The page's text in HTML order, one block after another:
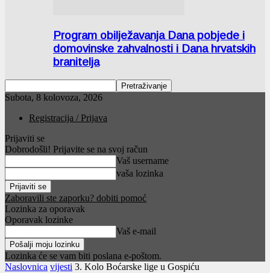
Program obilježavanja Dana pobjede i
domovinske zahvalnosti i Dana hrvatskih
branitelja
Subota, 8 kolovoza, 2026
Registracija / Prijava
Prijaviti se
Dobrodošli! Prijavite se na svoj račun
Vaš username
vaša lozinka
Zaboravili ste zaporku? dobiti pomoć
Lozinka za oporavak
Oporavak lozinke
Vaš e-mail
Lozinka će se vam biti poslana e-poštom.
Naslovnica vijesti 3. Kolo Boćarske lige u Gospiću